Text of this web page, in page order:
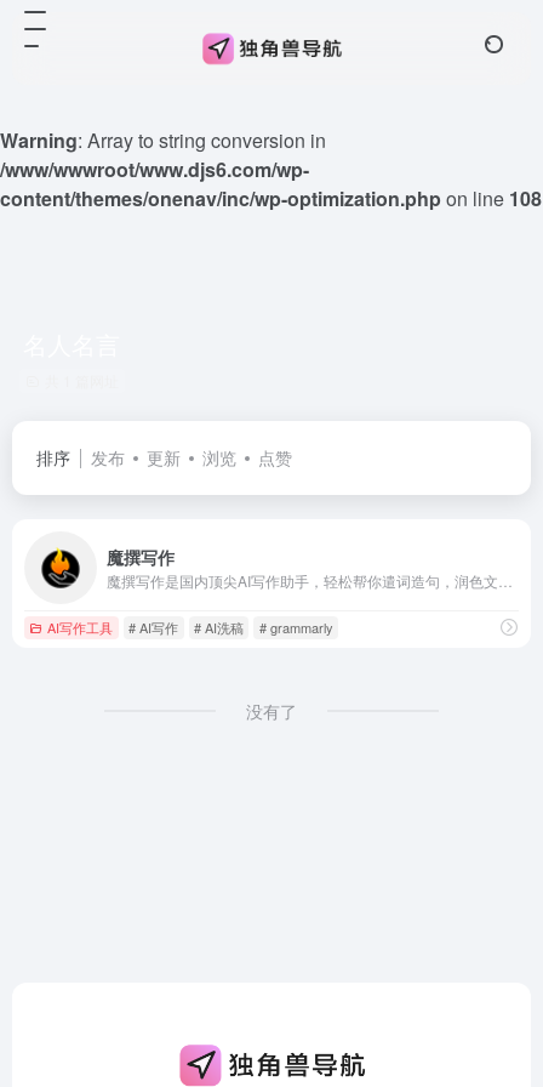
Warning: Array to string conversion in
/www/wwwroot/www.djs6.com/wp-
content/themes/onenav/inc/wp-optimization.phpon line 108
排序 发布 更新 浏览 点赞
魔撰写作
AI写作工具 # AI写作 # AI洗稿 # grammarly
没有了